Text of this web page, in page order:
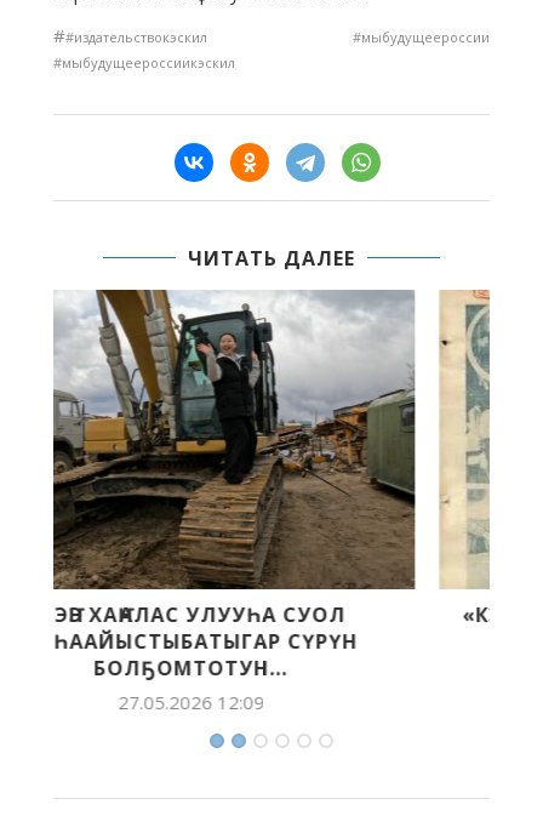
##издательствокэскил #мыбудущеероссии
#мыбудущеероссиикэскил
ЧИТАТЬ ДАЛЕЕ
«КЭСКИЛ» — «БЭЛЭМ БУОЛ» БАСТЫҤ
ХАҺЫАТТАРТАН БИИРДЭСТЭРЭ
25.05.2026 11:30